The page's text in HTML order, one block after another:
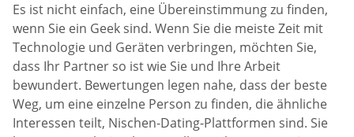
Es ist nicht einfach, eine Übereinstimmung zu finden,
wenn Sie ein Geek sind. Wenn Sie die meiste Zeit mit
Technologie und Geräten verbringen, möchten Sie,
dass Ihr Partner so ist wie Sie und Ihre Arbeit
bewundert. Bewertungen legen nahe, dass der beste
Weg, um eine einzelne Person zu finden, die ähnliche
Interessen teilt, Nischen-Dating-Plattformen sind. Sie